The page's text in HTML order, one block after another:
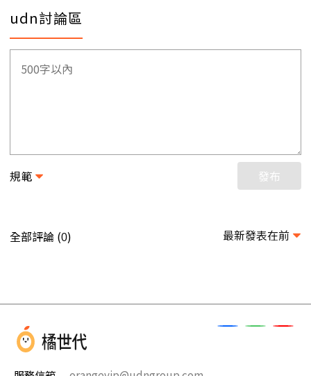
udn討論區
規範 發布
全部評論 (0) 最新發表在前